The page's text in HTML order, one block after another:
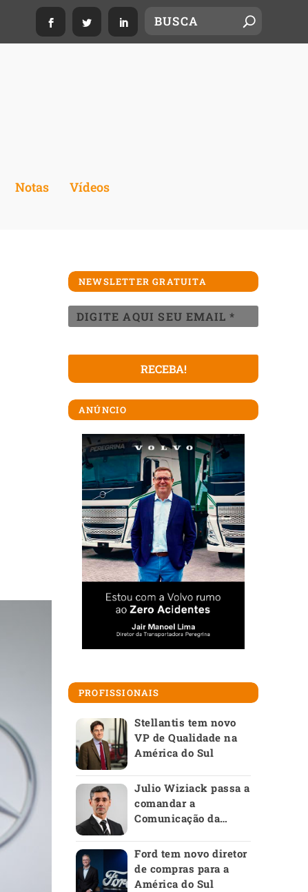
Notas Vídeos
NEWSLETTER GRATUITA
ANÚNCIO
PROFISSIONAIS
Stellantis tem novo
VP de Qualidade na
América do Sul
Julio Wiziack passa a
comandar a
Comunicação da
Ford tem novo diretor
de compras para a
América do Sul